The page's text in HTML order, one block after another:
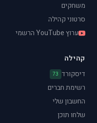
משחקים
סרטוני קהילה
ערוץ YouTube הרשמי
קהילה
דיסקורד 73
רשימת חברים
החשבון שלי
שלחו תוכן